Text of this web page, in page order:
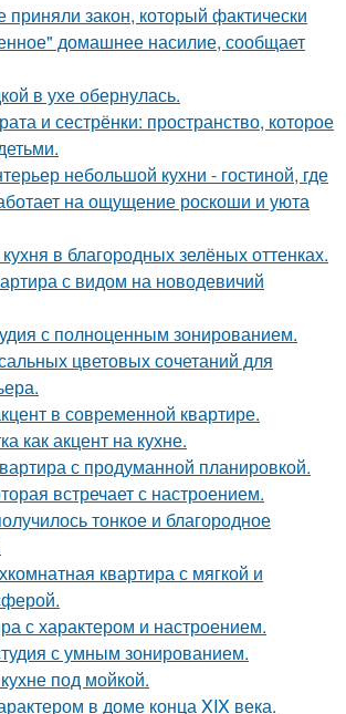
приняли закон, который фактически
домашнее насилие, сообщает
в ухе обернулась.
и сестрёнки: пространство, которое
небольшой кухни - гостиной, где
на ощущение роскоши и уюта
в благородных зелёных оттенках.
с видом на новодевичий
с полноценным зонированием.
цветовых сочетаний для
в современной квартире.
как акцент на кухне.
с продуманной планировкой.
встречает с настроением.
тонкое и благородное
квартира с мягкой и
с характером и настроением.
с умным зонированием.
под мойкой.
в доме конца XIX века.